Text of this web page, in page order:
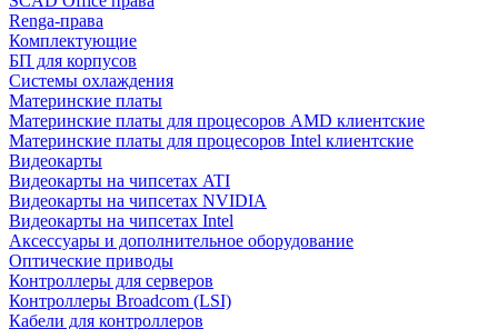
Renga-права
Комплектующие
БП для корпусов
Системы охлаждения
Материнские платы
Материнские платы для процесоров AMD клиентские
Материнские платы для процесоров Intel клиентские
Видеокарты
Видеокарты на чипсетах ATI
Видеокарты на чипсетах NVIDIA
Видеокарты на чипсетах Intel
Аксессуары и дополнительное оборудование
Оптические приводы
Контроллеры для серверов
Контроллеры Broadcom (LSI)
Кабели для контроллеров